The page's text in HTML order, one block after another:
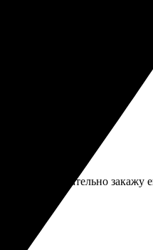
и в отличном
Обязательно закажу